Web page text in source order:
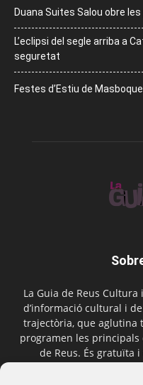
Duana Suites Salou obre
L’eclipsi del segle arriba a
seguretat
Festes d’Estiu de
La Guia de Reus
d’informació cultural i
trajectòria, que aglutina
programen les
de Reus. És gratuïta